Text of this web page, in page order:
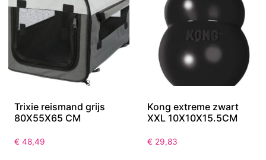
Trixie reismand grijs
80X55X65 CM
€ 48,49
Kong extreme zwart
XXL 10X10X15.5CM
€ 29,83